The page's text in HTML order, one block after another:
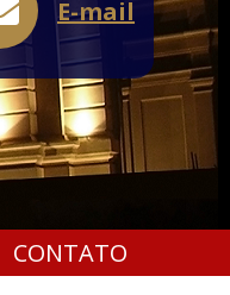
E-mail
CONTATO